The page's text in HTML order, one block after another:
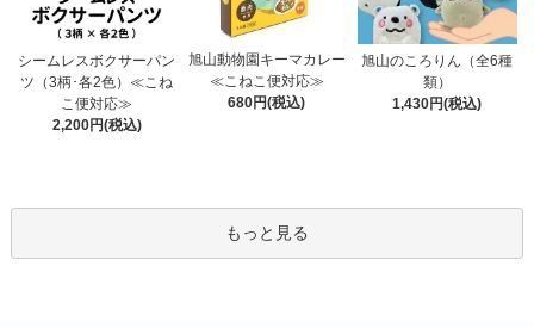
シームレスボクサーパン
ツ（3柄･各2色）≪こね
こ便対応≫
2,200円(税込)
旭山動物園キーマカレー
≪こねこ便対応≫
680円(税込)
旭山のころりん（全6種
類）
1,430円(税込)
もっと見る